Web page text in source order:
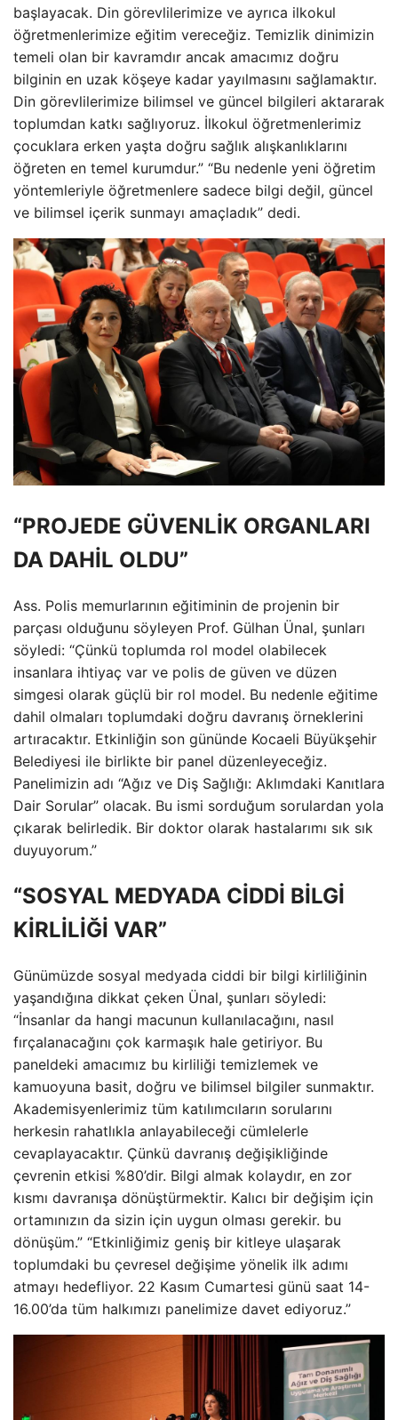
başlayacak. Din görevlilerimize ve ayrıca ilkokul
öğretmenlerimize eğitim vereceğiz. Temizlik dinimizin
temeli olan bir kavramdır ancak amacımız doğru
bilginin en uzak köşeye kadar yayılmasını sağlamaktır.
Din görevlilerimize bilimsel ve güncel bilgileri aktararak
toplumdan katkı sağlıyoruz. İlkokul öğretmenlerimiz
çocuklara erken yaşta doğru sağlık alışkanlıklarını
öğreten en temel kurumdur.” “Bu nedenle yeni öğretim
yöntemleriyle öğretmenlere sadece bilgi değil, güncel
ve bilimsel içerik sunmayı amaçladık” dedi.
“PROJEDE GÜVENLİK ORGANLARI
DA DAHİL OLDU”
Ass. Polis memurlarının eğitiminin de projenin bir
parçası olduğunu söyleyen Prof. Gülhan Ünal, şunları
söyledi: “Çünkü toplumda rol model olabilecek
insanlara ihtiyaç var ve polis de güven ve düzen
simgesi olarak güçlü bir rol model. Bu nedenle eğitime
dahil olmaları toplumdaki doğru davranış örneklerini
artıracaktır. Etkinliğin son gününde Kocaeli Büyükşehir
Belediyesi ile birlikte bir panel düzenleyeceğiz.
Panelimizin adı “Ağız ve Diş Sağlığı: Aklımdaki Kanıtlara
Dair Sorular” olacak. Bu ismi sorduğum sorulardan yola
çıkarak belirledik. Bir doktor olarak hastalarımı sık sık
duyuyorum.”
“SOSYAL MEDYADA CİDDİ BİLGİ
KİRLİLİĞİ VAR”
Günümüzde sosyal medyada ciddi bir bilgi kirliliğinin
yaşandığına dikkat çeken Ünal, şunları söyledi:
“İnsanlar da hangi macunun kullanılacağını, nasıl
fırçalanacağını çok karmaşık hale getiriyor. Bu
paneldeki amacımız bu kirliliği temizlemek ve
kamuoyuna basit, doğru ve bilimsel bilgiler sunmaktır.
Akademisyenlerimiz tüm katılımcıların sorularını
herkesin rahatlıkla anlayabileceği cümlelerle
cevaplayacaktır. Çünkü davranış değişikliğinde
çevrenin etkisi %80’dir. Bilgi almak kolaydır, en zor
kısmı davranışa dönüştürmektir. Kalıcı bir değişim için
ortamınızın da sizin için uygun olması gerekir. bu
dönüşüm.” “Etkinliğimiz geniş bir kitleye ulaşarak
toplumdaki bu çevresel değişime yönelik ilk adımı
atmayı hedefliyor. 22 Kasım Cumartesi günü saat 14-
16.00’da tüm halkımızı panelimize davet ediyoruz.”